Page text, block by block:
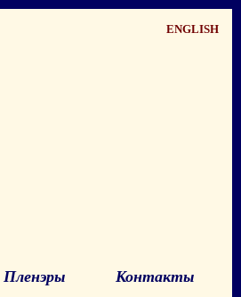
ENGLISH
Пленэры Контакты